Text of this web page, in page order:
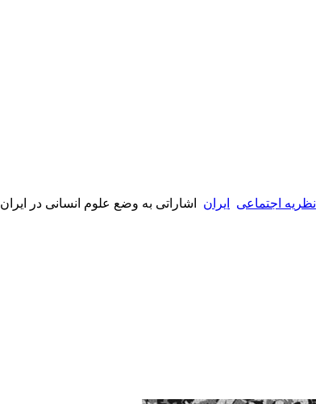
نظریه اجتماعی ایران اشاراتی به وضع علوم انسانی در ایران